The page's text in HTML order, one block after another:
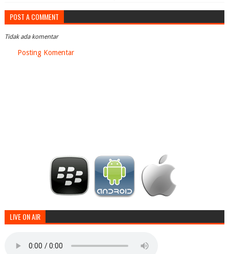
POST A COMMENT
Tidak ada komentar
Posting Komentar
LIVE ON AIR